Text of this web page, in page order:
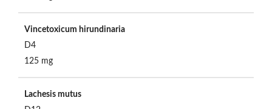
Vincetoxicum hirundinaria
D4
125 mg
Lachesis mutus